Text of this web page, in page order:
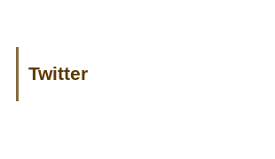
Twitter